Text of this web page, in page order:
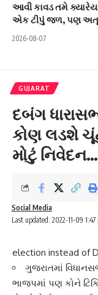
આવી કાવડ તમે
એક ટીપું જળ, પણ
2026-08-07
GUJARAT
દબંગ
કોણ લડશે
મોટું નિવેદન…
Last updated: 2022-11-09 1:47
Social Media
election instead of
ગુજરાતમાં
ભાજપમાં પણ કોને